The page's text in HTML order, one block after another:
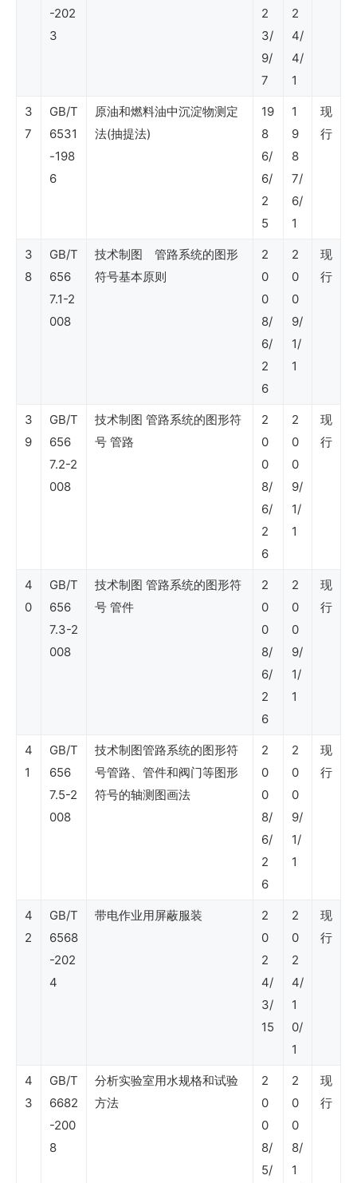
购）
量）
-202
3
2
3/
9/
7
2
4/
4/
1
3
7
GB/T
6531
-198
6
原油和燃料油中沉淀物测定
法(抽提法)
19
8
6/
6/
2
5
1
9
8
7/
6/
1
现
行
3
8
GB/T
656
7.1-2
008
技术制图 管路系统的图形
符号基本原则
2
0
0
8/
6/
2
6
2
0
0
9/
1/
1
现
行
3
9
GB/T
656
7.2-2
008
技术制图 管路系统的图形符
号 管路
2
0
0
8/
6/
2
6
2
0
0
9/
1/
1
现
行
4
0
GB/T
656
7.3-2
008
技术制图 管路系统的图形符
号 管件
2
0
0
8/
6/
2
6
2
0
0
9/
1/
1
现
行
4
1
GB/T
656
7.5-2
008
技术制图管路系统的图形符
号管路、管件和阀门等图形
符号的轴测图画法
2
0
0
8/
6/
2
6
2
0
0
9/
1/
1
现
行
4
2
GB/T
6568
-202
4
带电作业用屏蔽服装
2
0
2
4/
3/
15
2
0
2
4/
1
0/
1
现
行
4
3
GB/T
6682
-200
8
分析实验室用水规格和试验
方法
2
0
0
8/
5/
2
0
0
8/
1
现
行